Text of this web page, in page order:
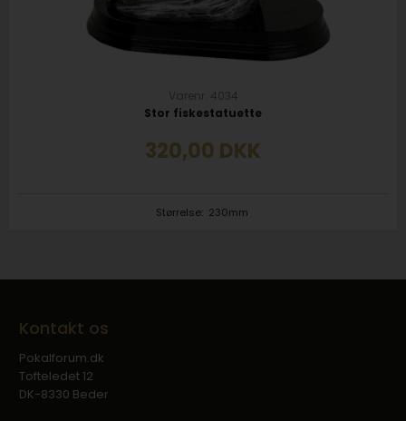
Varenr. 4034
Stor fiskestatuette
320,00 DKK
Størrelse: 230mm
Kontakt os
Pokalforum.dk
Tofteledet 12
DK-8330 Beder